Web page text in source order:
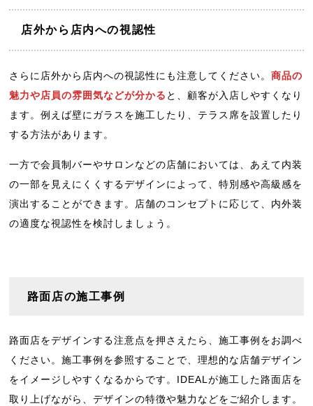
店外から店内への視認性
さらに店外から店内への視認性にも注意してください。商品の
魅力や店員の雰囲気などが分かる と、顧客が入店しやすくなり
ます。例えば壁にガラスを施工したり、テラス席を設置したり
する方法があります。
一方で会員制バーやサロンなどの店舗においては、あえて内装
の一部を見えにくくするデザインによって、特別感や高級感を
演出することができます。店舗のコンセプトに応じて、内外装
の適度な視認性を検討しましょう。
路面店の施工事例
路面店をデザインする注意点を押さえたら、施工事例をお調べ
ください。施工事例を参照することで、理想的な店舗デザイン
をイメージしやすくなるからです。IDEALが施工した路面店を
取り上げながら、デザインの特徴や魅力などをご紹介します。